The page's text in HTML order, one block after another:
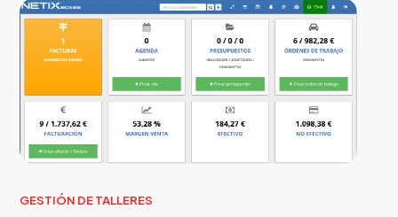
GESTIÓN DE TALLERES